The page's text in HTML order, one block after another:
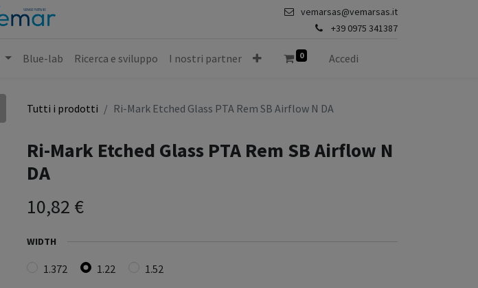
vemarsas@vemarsas.it
+39 0975 341387
Blue-lab Ricerca e sviluppo I nostri partner 0 Accedi
Tutti i prodotti Ri-Mark Etched Glass PTA Rem SB Airflow N DA
Ri-Mark Etched Glass PTA Rem SB Airflow N
DA
10,82 €
WIDTH
1.372 1.22 1.52